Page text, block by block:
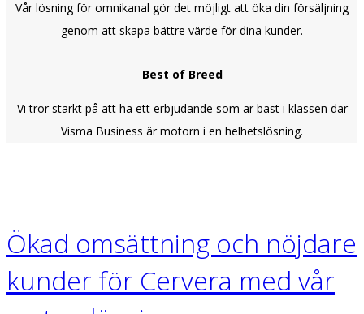
Vår lösning för omnikanal gör det möjligt att öka din försäljning
genom att skapa bättre värde för dina kunder.
Best of Breed
Vi tror starkt på att ha ett erbjudande som är bäst i klassen där
Visma Business är motorn i en helhetslösning.
Ökad omsättning och nöjdare
kunder för Cervera med vår